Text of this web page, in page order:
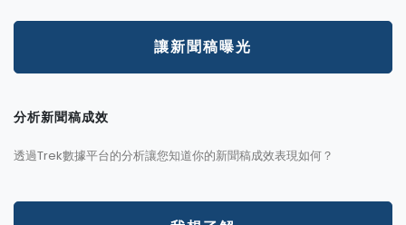
讓新聞稿曝光
分析新聞稿成效
透過Trek數據平台的分析讓您知道你的新聞稿成效表現如何？